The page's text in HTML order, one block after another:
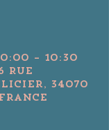
– 10:30
Rue
34070